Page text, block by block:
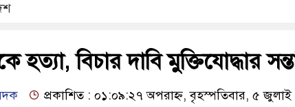
হত্যা, বিচার দাবি মুক্তিযোদ্ধার
প্রকাশিত : ০১:০৯:২৭ অপরাহ্ন, বৃহস্পতিবার, ৫